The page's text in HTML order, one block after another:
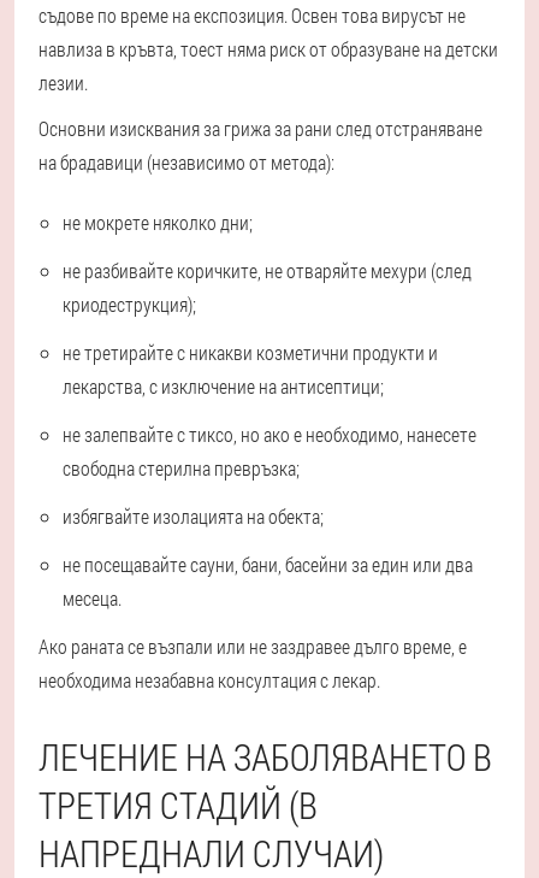
съдове по време на експозиция. Освен това вирусът не
навлиза в кръвта, тоест няма риск от образуване на детски
лезии.
Основни изисквания за грижа за рани след отстраняване
на брадавици (независимо от метода):
не мокрете няколко дни;
не разбивайте коричките, не отваряйте мехури (след
криодеструкция);
не третирайте с никакви козметични продукти и
лекарства, с изключение на антисептици;
не залепвайте с тиксо, но ако е необходимо, нанесете
свободна стерилна превръзка;
избягвайте изолацията на обекта;
не посещавайте сауни, бани, басейни за един или два
месеца.
Ако раната се възпали или не заздравее дълго време, е
необходима незабавна консултация с лекар.
ЛЕЧЕНИЕ НА ЗАБОЛЯВАНЕТО В
ТРЕТИЯ СТАДИЙ (В
НАПРЕДНАЛИ СЛУЧАИ)